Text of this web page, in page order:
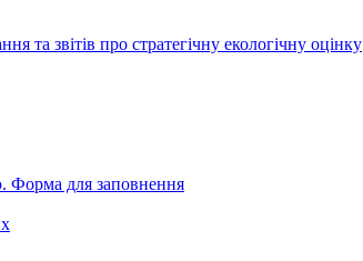
та звітів про стратегічну екологічну оцінку
Форма для заповнення